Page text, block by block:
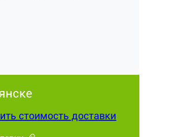
стоимость доставки